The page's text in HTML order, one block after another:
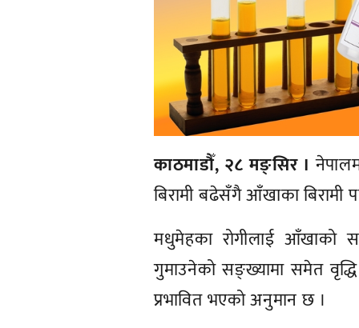
काठमाडौँ, २८ मङ्सिर ।
बिरामी बढेसँगै आँखाका
मधुमेहका रोगीलाई आँखाको
गुमाउनेको सङ्ख्यामा समेत
प्रभावित भएको अनुमान छ ।